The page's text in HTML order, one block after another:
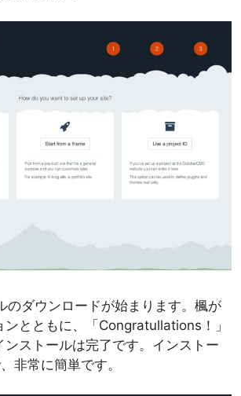
のダウンロードが始まります。楓が
ンとともに、「Congratullations！」
ンストールは完了です。インストー
非常に簡単です。